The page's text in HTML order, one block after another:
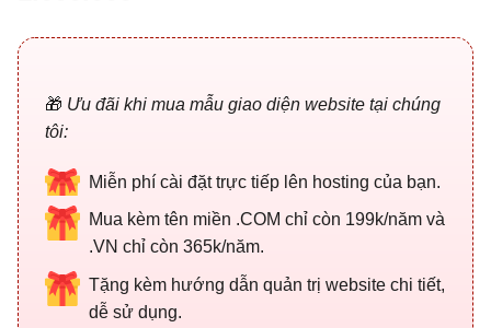
🎁 Ưu đãi khi mua mẫu giao diện website tại chúng
tôi:
Miễn phí cài đặt trực tiếp lên hosting của bạn.
Mua kèm tên miền .COM chỉ còn 199k/năm và
.VN chỉ còn 365k/năm.
Tặng kèm hướng dẫn quản trị website chi tiết,
dễ sử dụng.